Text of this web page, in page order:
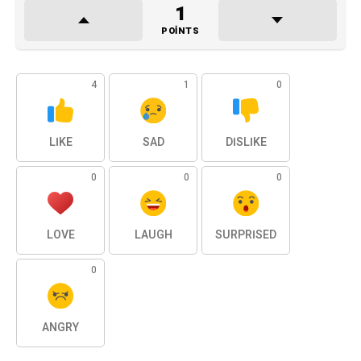
1
POINTS
4
LIKE
1
SAD
0
DISLIKE
0
LOVE
0
LAUGH
0
SURPRISED
0
ANGRY